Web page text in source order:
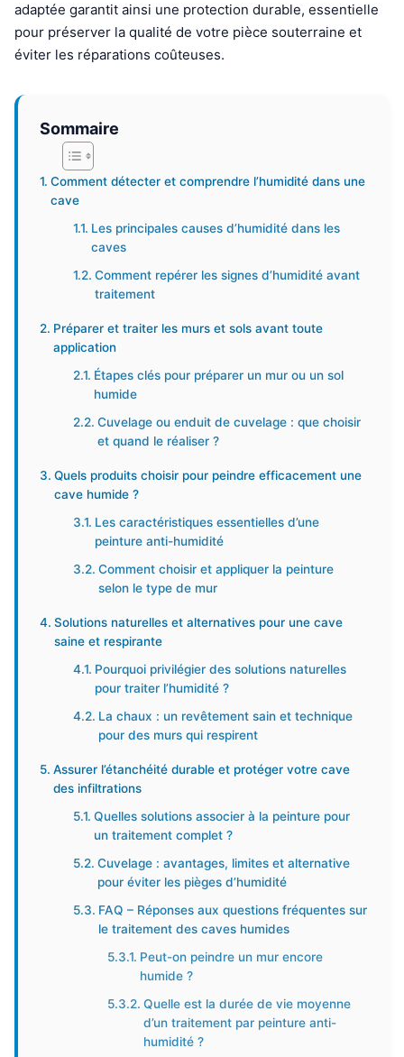
adaptée garantit ainsi une protection durable, essentielle
pour préserver la qualité de votre pièce souterraine et
éviter les réparations coûteuses.
Sommaire
Comment détecter et comprendre l’humidité dans une
cave
Les principales causes d’humidité dans les
caves
Comment repérer les signes d’humidité avant
traitement
Préparer et traiter les murs et sols avant toute
application
Étapes clés pour préparer un mur ou un sol
humide
Cuvelage ou enduit de cuvelage : que choisir
et quand le réaliser ?
Quels produits choisir pour peindre efficacement une
cave humide ?
Les caractéristiques essentielles d’une
peinture anti-humidité
Comment choisir et appliquer la peinture
selon le type de mur
Solutions naturelles et alternatives pour une cave
saine et respirante
Pourquoi privilégier des solutions naturelles
pour traiter l’humidité ?
La chaux : un revêtement sain et technique
pour des murs qui respirent
Assurer l’étanchéité durable et protéger votre cave
des infiltrations
Quelles solutions associer à la peinture pour
un traitement complet ?
Cuvelage : avantages, limites et alternative
pour éviter les pièges d’humidité
FAQ – Réponses aux questions fréquentes sur
le traitement des caves humides
Peut-on peindre un mur encore
humide ?
Quelle est la durée de vie moyenne
d’un traitement par peinture anti-
humidité ?